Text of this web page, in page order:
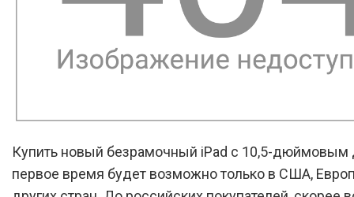
Купить новый безрамочный iPad с 10,5-дюймовым
первое время будет возможно только в США,